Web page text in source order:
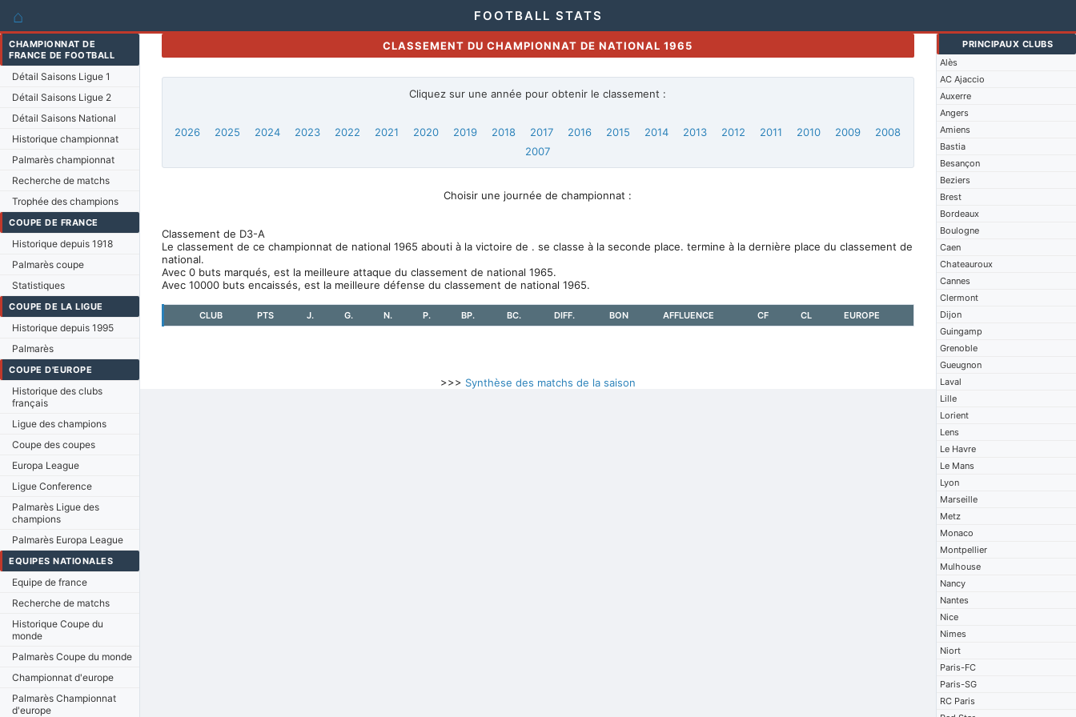
⌂ FOOTBALL STATS
CHAMPIONNAT DE
FRANCE DE FOOTBALL
Détail Saisons Ligue 1
Détail Saisons Ligue 2
Détail Saisons National
Historique championnat
Palmarès championnat
Recherche de matchs
Trophée des champions
COUPE DE FRANCE
Historique depuis 1918
Palmarès coupe
Statistiques
COUPE DE LA LIGUE
Historique depuis 1995
Palmarès
COUPE D'EUROPE
Historique des clubs
français
Ligue des champions
Coupe des coupes
Europa League
Ligue Conference
Palmarès Ligue des
champions
Palmarès Europa League
EQUIPES NATIONALES
Equipe de france
Recherche de matchs
Historique Coupe du
monde
Palmarès Coupe du monde
Championnat d'europe
Palmarès Championnat
d'europe
PRINCIPAUX CLUBS
Alès
AC Ajaccio
Auxerre
Angers
Amiens
Bastia
Besançon
Beziers
Brest
Bordeaux
Boulogne
Caen
Chateauroux
Cannes
Clermont
Dijon
Guingamp
Grenoble
Gueugnon
Laval
Lille
Lorient
Lens
Le Havre
Le Mans
Lyon
Marseille
Metz
Monaco
Montpellier
Mulhouse
Nancy
Nantes
Nice
Nimes
Niort
Paris-FC
Paris-SG
RC Paris
CLASSEMENT DU CHAMPIONNAT DE NATIONAL 1965
Cliquez sur une année pour obtenir le classement :
2026 2025 2024 2023 2022 2021 2020 2019 2018 2017 2016 2015 2014 2013 2012 2011 2010 2009
2008
2007
Choisir une journée de championnat :
Classement de D3-A
Le classement de ce championnat de national 1965 abouti à la victoire de . se classe à la seconde place. termine à la dernière place du classement de
national.
Avec 0 buts marqués, est la meilleure attaque du classement de national 1965.
Avec 10000 buts encaissés, est la meilleure défense du classement de national 1965.
CLUB PTS J. G. N. P. BP. BC. DIFF. BON AFFLUENCE CF CL EUROPE
>>> Synthèse des matchs de la saison